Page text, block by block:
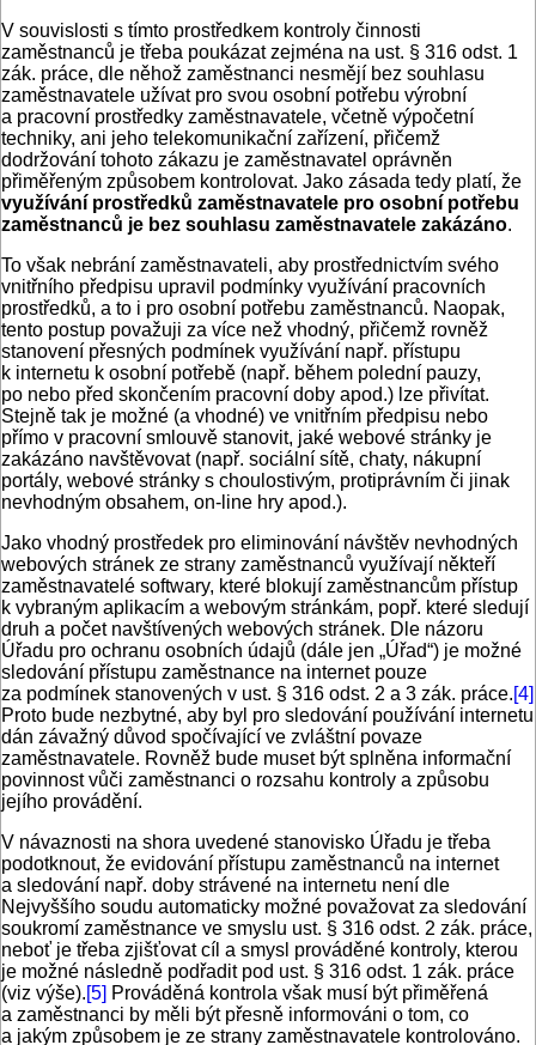
V souvislosti s tímto prostředkem kontroly činnosti
zaměstnanců je třeba poukázat zejména na ust. § 316 odst. 1
zák. práce, dle něhož zaměstnanci nesmějí bez souhlasu
zaměstnavatele užívat pro svou osobní potřebu výrobní
a pracovní prostředky zaměstnavatele, včetně výpočetní
techniky, ani jeho telekomunikační zařízení, přičemž
dodržování tohoto zákazu je zaměstnavatel oprávněn
přiměřeným způsobem kontrolovat. Jako zásada tedy platí, že
využívání prostředků zaměstnavatele pro osobní potřebu
zaměstnanců je bez souhlasu zaměstnavatele zakázáno.
To však nebrání zaměstnavateli, aby prostřednictvím svého
vnitřního předpisu upravil podmínky využívání pracovních
prostředků, a to i pro osobní potřebu zaměstnanců. Naopak,
tento postup považuji za více než vhodný, přičemž rovněž
stanovení přesných podmínek využívání např. přístupu
k internetu k osobní potřebě (např. během polední pauzy,
po nebo před skončením pracovní doby apod.) lze přivítat.
Stejně tak je možné (a vhodné) ve vnitřním předpisu nebo
přímo v pracovní smlouvě stanovit, jaké webové stránky je
zakázáno navštěvovat (např. sociální sítě, chaty, nákupní
portály, webové stránky s choulostivým, protiprávním či jinak
nevhodným obsahem, on-line hry apod.).
Jako vhodný prostředek pro eliminování návštěv nevhodných
webových stránek ze strany zaměstnanců využívají někteří
zaměstnavatelé softwary, které blokují zaměstnancům přístup
k vybraným aplikacím a webovým stránkám, popř. které sledují
druh a počet navštívených webových stránek. Dle názoru
Úřadu pro ochranu osobních údajů (dále jen „Úřad“) je možné
sledování přístupu zaměstnance na internet pouze
za podmínek stanovených v ust. § 316 odst. 2 a 3 zák. práce.[4]
Proto bude nezbytné, aby byl pro sledování používání internetu
dán závažný důvod spočívající ve zvláštní povaze
zaměstnavatele. Rovněž bude muset být splněna informační
povinnost vůči zaměstnanci o rozsahu kontroly a způsobu
jejího provádění.
V návaznosti na shora uvedené stanovisko Úřadu je třeba
podotknout, že evidování přístupu zaměstnanců na internet
a sledování např. doby strávené na internetu není dle
Nejvyššího soudu automaticky možné považovat za sledování
soukromí zaměstnance ve smyslu ust. § 316 odst. 2 zák. práce,
neboť je třeba zjišťovat cíl a smysl prováděné kontroly, kterou
je možné následně podřadit pod ust. § 316 odst. 1 zák. práce
(viz výše).[5] Prováděná kontrola však musí být přiměřená
a zaměstnanci by měli být přesně informováni o tom, co
a jakým způsobem je ze strany zaměstnavatele kontrolováno.